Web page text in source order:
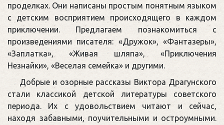
проделках. Они написаны простым понятным языком
с детским восприятием происходящего в каждом
приключении. Предлагаем познакомиться с
произведениями писателя: «Дружок», «Фантазеры»,
«Заплатка», «Живая шляпа», «Приключения
Незнайки», «Веселая семейка» и другими.
Добрые и озорные рассказы Виктора Драгунского
стали классикой детской литературы советского
периода. Их с удовольствием читают и сейчас,
находя забавными, поучительными и остроумными.